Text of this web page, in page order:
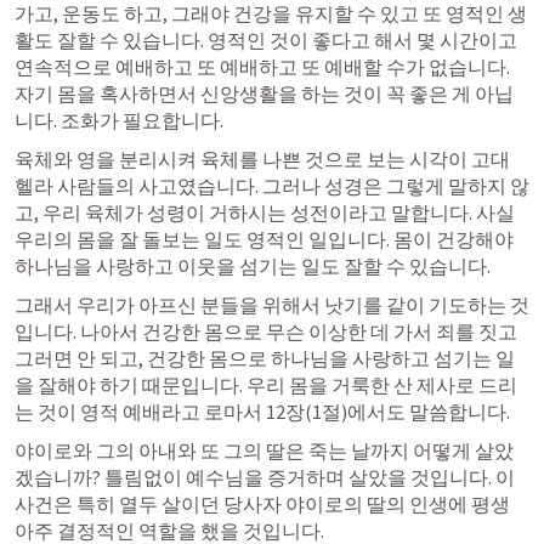
가고, 운동도 하고, 그래야 건강을 유지할 수 있고 또 영적인 생
활도 잘할 수 있습니다. 영적인 것이 좋다고 해서 몇 시간이고
연속적으로 예배하고 또 예배하고 또 예배할 수가 없습니다.
자기 몸을 혹사하면서 신앙생활을 하는 것이 꼭 좋은 게 아닙
니다. 조화가 필요합니다.
육체와 영을 분리시켜 육체를 나쁜 것으로 보는 시각이 고대
헬라 사람들의 사고였습니다. 그러나 성경은 그렇게 말하지 않
고, 우리 육체가 성령이 거하시는 성전이라고 말합니다. 사실
우리의 몸을 잘 돌보는 일도 영적인 일입니다. 몸이 건강해야
하나님을 사랑하고 이웃을 섬기는 일도 잘할 수 있습니다.
그래서 우리가 아프신 분들을 위해서 낫기를 같이 기도하는 것
입니다. 나아서 건강한 몸으로 무슨 이상한 데 가서 죄를 짓고
그러면 안 되고, 건강한 몸으로 하나님을 사랑하고 섬기는 일
을 잘해야 하기 때문입니다. 우리 몸을 거룩한 산 제사로 드리
는 것이 영적 예배라고 로마서 12장(1절)에서도 말씀합니다.
야이로와 그의 아내와 또 그의 딸은 죽는 날까지 어떻게 살았
겠습니까? 틀림없이 예수님을 증거하며 살았을 것입니다. 이
사건은 특히 열두 살이던 당사자 야이로의 딸의 인생에 평생
아주 결정적인 역할을 했을 것입니다.